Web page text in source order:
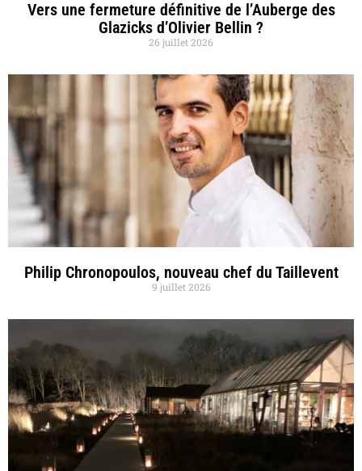
Vers une fermeture définitive de l’Auberge des
Glazicks d’Olivier Bellin ?
26 juillet 2026
Philip Chronopoulos, nouveau chef du Taillevent
9 juillet 2026